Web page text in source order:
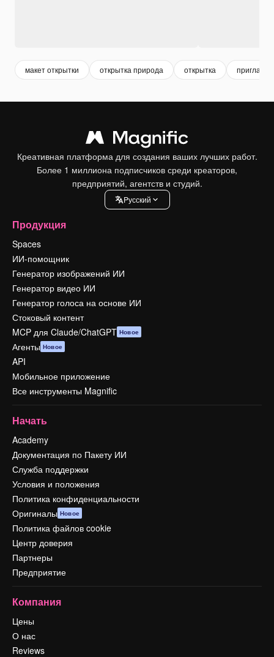
макет открытки открытка природа открытка
Креативная платформа для создания ваших лучших работ.
Более 1 миллиона подписчиков среди креаторов,
предприятий, агентств и студий.
Pусский
Продукция
Spaces
ИИ-помощник
Генератор изображений ИИ
Генератор видео ИИ
Генератор голоса на основе ИИ
Стоковый контент
MCP для Claude/ChatGPT Новое
Агенты Новое
API
Мобильное приложение
Все инструменты Magnific
Начать
Academy
Документация по Пакету ИИ
Служба поддержки
Условия и положения
Политика конфиденциальности
Оригиналы Новое
Политика файлов cookie
Центр доверия
Партнеры
Предприятие
Компания
Цены
О нас
Reviews